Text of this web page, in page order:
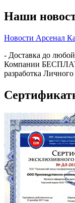
Наши
Новости Арсенал
- Доставка до
Компании
разработка